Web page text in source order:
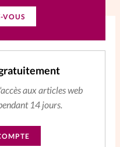
VOUS
aux articles web
14 jours.